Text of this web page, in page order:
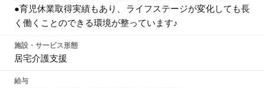
●育児休業取得実績もあり、ライフステージが変化しても長
く働くことのできる環境が整っています♪
施設・サービス形態
居宅介護支援
給与